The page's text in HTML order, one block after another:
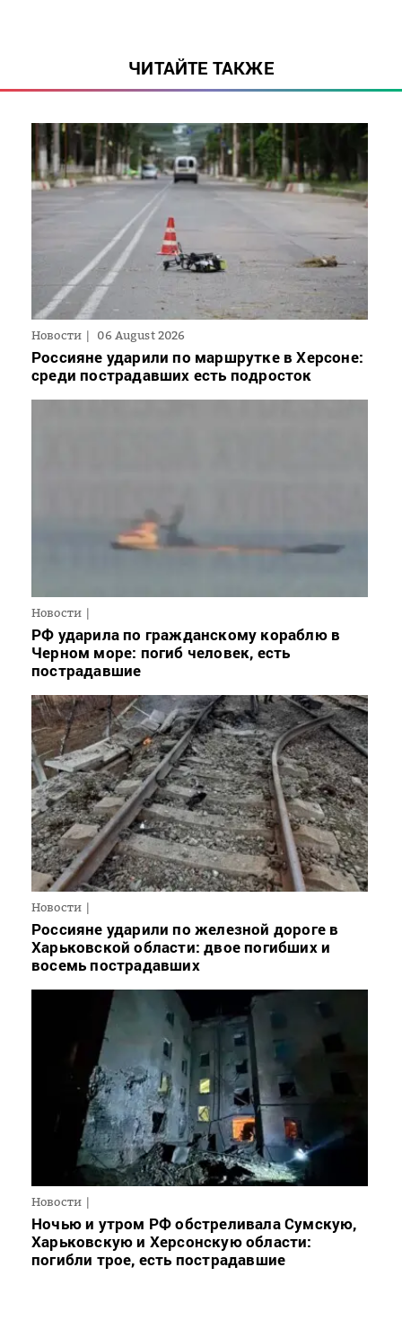
ЧИТАЙТЕ ТАКЖЕ
Новости 06 August 2026
Россияне ударили по маршрутке в Херсоне:
среди пострадавших есть подросток
Новости
РФ ударила по гражданскому кораблю в
Черном море: погиб человек, есть
пострадавшие
Новости
Россияне ударили по железной дороге в
Харьковской области: двое погибших и
восемь пострадавших
Новости
Ночью и утром РФ обстреливала Сумскую,
Харьковскую и Херсонскую области:
погибли трое, есть пострадавшие